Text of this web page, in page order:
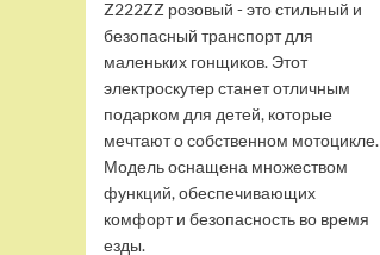
Z222ZZ розовый - это стильный и
безопасный транспорт для
маленьких гонщиков. Этот
электроскутер станет отличным
подарком для детей, которые
мечтают о собственном мотоцикле.
Модель оснащена множеством
функций, обеспечивающих
комфорт и безопасность во время
езды.